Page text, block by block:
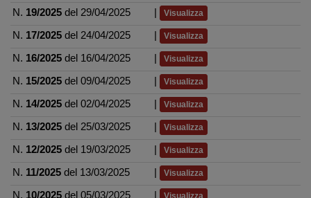
N. 19/2025 del 29/04/2025 Visualizza
N. 17/2025 del 24/04/2025 Visualizza
N. 16/2025 del 16/04/2025 Visualizza
N. 15/2025 del 09/04/2025 Visualizza
N. 14/2025 del 02/04/2025 Visualizza
N. 13/2025 del 25/03/2025 Visualizza
N. 12/2025 del 19/03/2025 Visualizza
N. 11/2025 del 13/03/2025 Visualizza
N. 10/2025 del 05/03/2025